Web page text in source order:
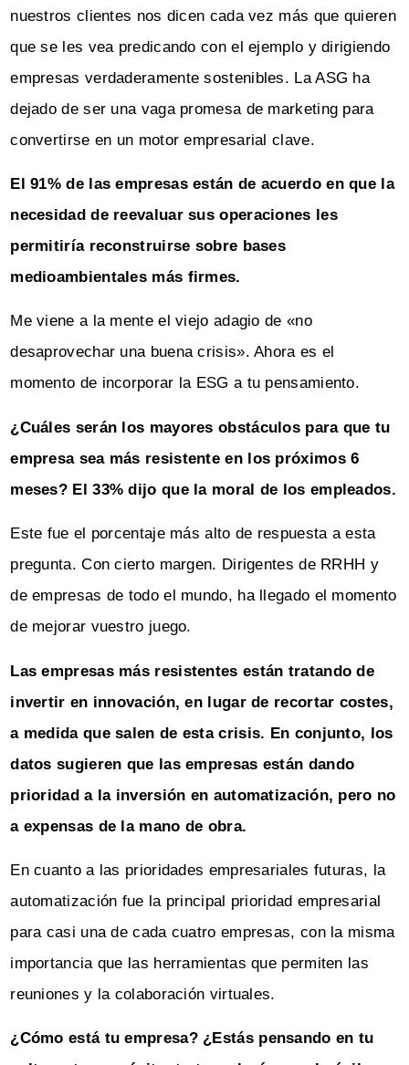
nuestros clientes nos dicen cada vez más que quieren
que se les vea predicando con el ejemplo y dirigiendo
empresas verdaderamente sostenibles. La ASG ha
dejado de ser una vaga promesa de marketing para
convertirse en un motor empresarial clave.
El 91% de las empresas están de acuerdo en que la
necesidad de reevaluar sus operaciones les
permitiría reconstruirse sobre bases
medioambientales más firmes.
Me viene a la mente el viejo adagio de «no
desaprovechar una buena crisis». Ahora es el
momento de incorporar la ESG a tu pensamiento.
¿Cuáles serán los mayores obstáculos para que tu
empresa sea más resistente en los próximos 6
meses? El 33% dijo que la moral de los empleados.
Este fue el porcentaje más alto de respuesta a esta
pregunta. Con cierto margen. Dirigentes de RRHH y
de empresas de todo el mundo, ha llegado el momento
de mejorar vuestro juego.
Las empresas más resistentes están tratando de
invertir en innovación, en lugar de recortar costes,
a medida que salen de esta crisis. En conjunto, los
datos sugieren que las empresas están dando
prioridad a la inversión en automatización, pero no
a expensas de la mano de obra.
En cuanto a las prioridades empresariales futuras, la
automatización fue la principal prioridad empresarial
para casi una de cada cuatro empresas, con la misma
importancia que las herramientas que permiten las
reuniones y la colaboración virtuales.
¿Cómo está tu empresa? ¿Estás pensando en tu